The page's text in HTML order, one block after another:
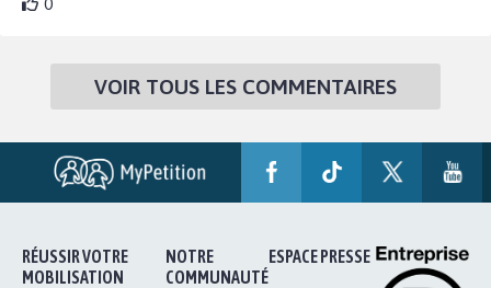
VOIR TOUS LES COMMENTAIRES
RÉUSSIR VOTRE
MOBILISATION
NOTRE
COMMUNAUTÉ
ESPACE PRESSE